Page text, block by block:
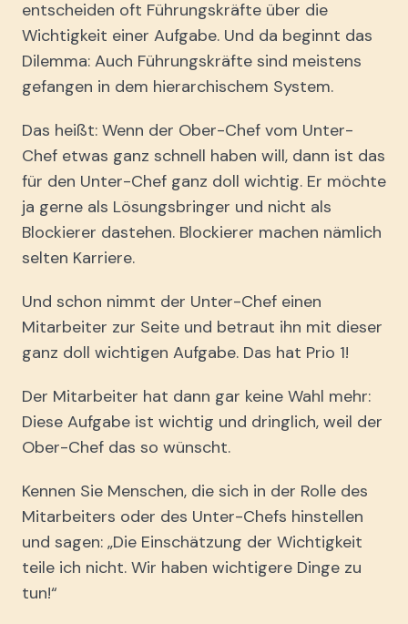
entscheiden oft Führungskräfte über die
Wichtigkeit einer Aufgabe. Und da beginnt das
Dilemma: Auch Führungskräfte sind meistens
gefangen in dem hierarchischem System.
Das heißt: Wenn der Ober-Chef vom Unter-
Chef etwas ganz schnell haben will, dann ist das
für den Unter-Chef ganz doll wichtig. Er möchte
ja gerne als Lösungsbringer und nicht als
Blockierer dastehen. Blockierer machen nämlich
selten Karriere.
Und schon nimmt der Unter-Chef einen
Mitarbeiter zur Seite und betraut ihn mit dieser
ganz doll wichtigen Aufgabe. Das hat Prio 1!
Der Mitarbeiter hat dann gar keine Wahl mehr:
Diese Aufgabe ist wichtig und dringlich, weil der
Ober-Chef das so wünscht.
Kennen Sie Menschen, die sich in der Rolle des
Mitarbeiters oder des Unter-Chefs hinstellen
und sagen: „Die Einschätzung der Wichtigkeit
teile ich nicht. Wir haben wichtigere Dinge zu
tun!“